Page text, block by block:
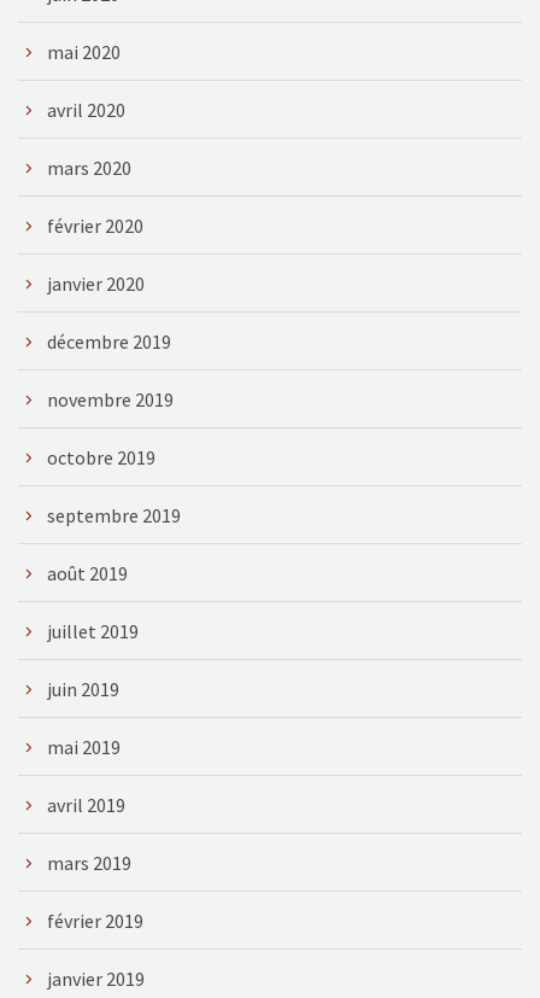
mai 2020
avril 2020
mars 2020
février 2020
janvier 2020
décembre 2019
novembre 2019
octobre 2019
septembre 2019
août 2019
juillet 2019
juin 2019
mai 2019
avril 2019
mars 2019
février 2019
janvier 2019